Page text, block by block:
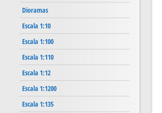
Dioramas
Escala 1:10
Escala 1:100
Escala 1:110
Escala 1:12
Escala 1:1200
Escala 1:135